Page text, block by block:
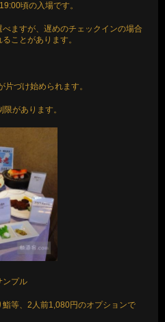
頃の入場です。
ますが、遅めのチェックインの場合
ことがあります。
づけ始められます。
があります。
ンプル
等、2人前1,080円のオプションで